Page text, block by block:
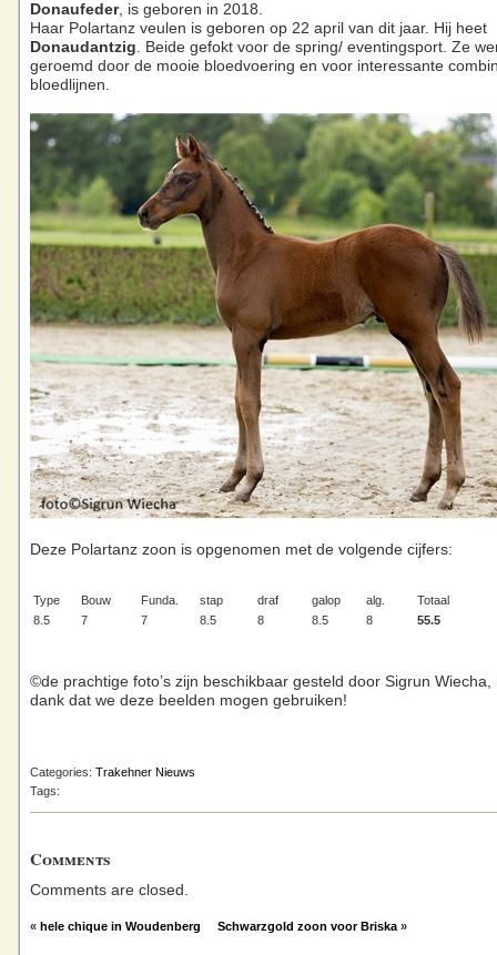
Donaufeder, is geboren in 2018.
Haar Polartanz veulen is geboren op 22 april van dit jaar. Hij heet
Donaudantzig. Beide gefokt voor de spring/ eventingsport. Ze
geroemd door de mooie bloedvoering en voor interessante
bloedlijnen.
Deze Polartanz zoon is opgenomen met de volgende cijfers:
Type Bouw Funda. stap draf galop alg.
Totaal
8.5
7 7 8.5 8 8.5 8 55.5
©de prachtige foto’s zijn beschikbaar gesteld door Sigrun Wiecha,
dank dat we deze beelden mogen gebruiken!
Categories: Trakehner Nieuws
Tags:
Comments
Comments are closed.
« hele chique in Woudenberg Schwarzgold zoon voor Briska »